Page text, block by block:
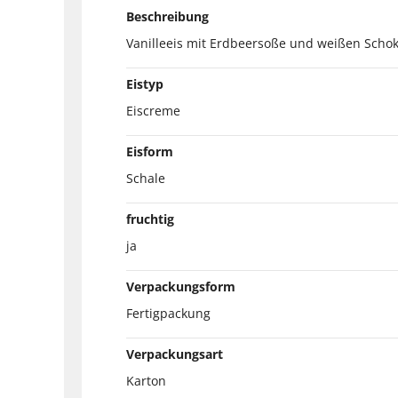
Beschreibung
Vanilleeis mit Erdbeersoße und weißen
Eistyp
Eiscreme
Eisform
Schale
fruchtig
ja
Verpackungsform
Fertigpackung
Verpackungsart
Karton